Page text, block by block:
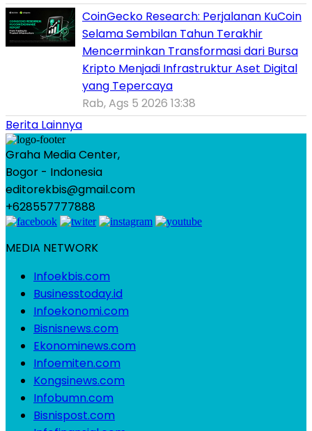
CoinGecko Research: Perjalanan KuCoin
Selama Sembilan Tahun Terakhir
Mencerminkan Transformasi dari Bursa
Kripto Menjadi Infrastruktur Aset Digital
yang Tepercaya
Rab, Ags 5 2026 13:38
Berita Lainnya
Graha Media Center,
Bogor - Indonesia
editorekbis@gmail.com
+628557777888
MEDIA NETWORK
Infoekbis.com
Businesstoday.id
Infoekonomi.com
Bisnisnews.com
Ekonominews.com
Infoemiten.com
Kongsinews.com
Infobumn.com
Bisnispost.com